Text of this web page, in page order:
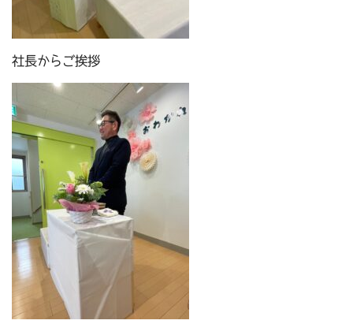
社長からご挨拶